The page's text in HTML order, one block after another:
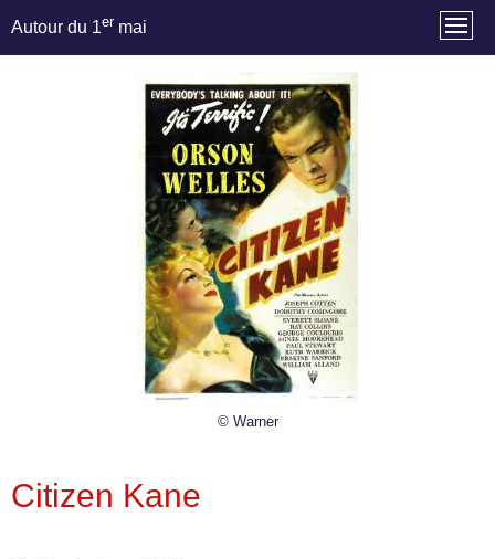
Autour du 1er mai
© Warner
Citizen Kane